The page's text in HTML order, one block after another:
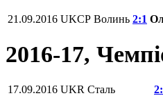
21.09.2016 UKCP Волинь 2:1
2016-17,
17.09.2016 UKR Сталь